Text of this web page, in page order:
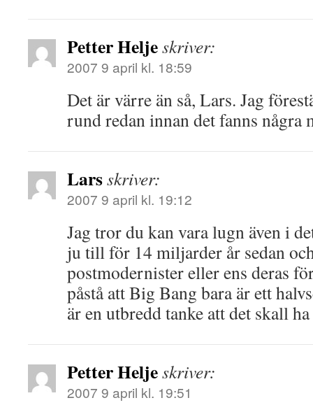
Petter Heljeskriver:
2007 9 april kl. 18:59
Det är värre än så, Lars. Jag
rund redan innan det fanns
Larsskriver:
2007 9 april kl. 19:12
Jag tror du kan vara lugn även i
ju till för 14 miljarder år sedan
postmodernister eller ens deras
påstå att Big Bang bara är ett
är en utbredd tanke att det skall
Petter Heljeskriver:
2007 9 april kl. 19:51